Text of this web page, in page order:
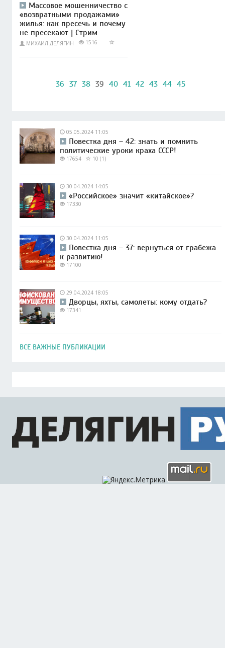
Массовое мошенничество с
«возвратными продажами»
жилья: как пресечь и почему
не пресекают | Стрим
МИХАИЛ ДЕЛЯГИН 1516
36 37 38 39 40 41 42 43 44 45
05.05.2024 11:05
Повестка дня – 42: знать и помнить
политические уроки краха СССР!
17654 10 (1)
30.04.2024 14:05
«Российское» значит «китайское»?
17330
30.04.2024 11:05
Повестка дня – 37: вернуться от грабежа
к развитию!
17100
29.04.2024 18:05
Дворцы, яхты, самолеты: кому отдать?
17341
ВСЕ ВАЖНЫЕ ПУБЛИКАЦИИ